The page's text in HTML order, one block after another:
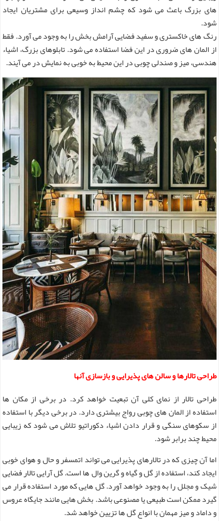
های بزرگ باعث می شود که چشم انداز وسیعی برای مشتریان ایجاد
شود.
رنگ های خاکستری و سفید فضایی آرامش بخش را به وجود می آورد. فقط
از المان های ضروری در این فضا استفاده می شود. تابلوهای بزرگ، اشیاء
هندسی، میز و صندلی چوبی در این محیط به خوبی به نمایش در می آیند.
طراحی تالارها و سالن های پذیرایی و بازسازی آنها
طراحی تالار از نمای کلی آن تبعیت خواهد کرد. در برخی از مکان ها
استفاده از المان های چوبی رواج بیشتری دارد. در برخی دیگر با استفاده
از سکوهای سنگی و قرار دادن اشیاء دکوراتیو تلاش می شود که زیبایی
محیط چند برابر شود.
اما آن چیزی که در تالارهای پذیرایی می تواند اتمسفر و حال و هوای خوبی
ایجاد کند، استفاده از گل و گیاه و گرین وال ها است. گل آرایی تالار فضایی
شیک و مجلل را به وجود خواهد آورد. گل هایی که مورد استفاده قرار می
گیرد ممکن است طبیعی یا مصنوعی باشد. بخش هایی مانند جایگاه عروس
و داماد و میز مهمان با انواع گل ها تزیین خواهد شد.